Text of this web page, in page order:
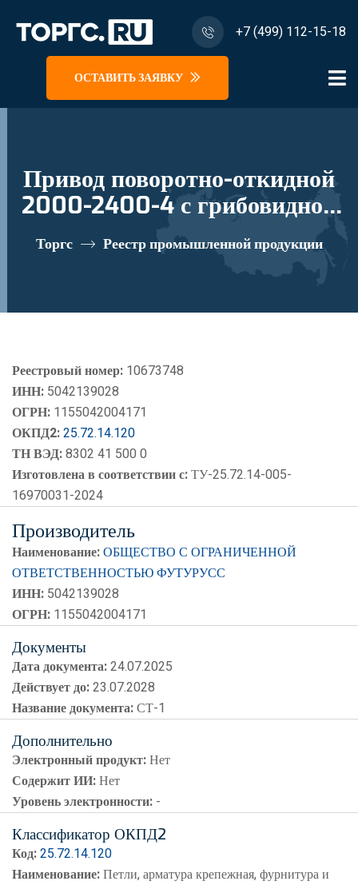
+7 (499) 112-15-18
ОСТАВИТЬ ЗАЯВКУ
Привод поворотно-откидной
2000-2400-4 с грибовидной
цапфой и приподнимателем
реестровый номер 10673748
Торгс Реестр промышленной продукции
Реестровый номер: 10673748
ИНН: 5042139028
ОГРН: 1155042004171
ОКПД2:25.72.14.120
ТН ВЭД:8302 41 500 0
Изготовлена в соответствии с:ТУ-25.72.14-005-
16970031-2024
Производитель
Наименование:ОБЩЕСТВО С ОГРАНИЧЕННОЙ
ОТВЕТСТВЕННОСТЬЮ ФУТУРУСС
ИНН: 5042139028
ОГРН: 1155042004171
Документы
Дата документа:24.07.2025
Действует до:23.07.2028
Название документа:СТ-1
Дополнительно
Электронный продукт:Нет
Содержит ИИ:Нет
Уровень электронности: -
Классификатор ОКПД2
Код:25.72.14.120
Наименование:Петли, арматура крепежная, фурнитура и